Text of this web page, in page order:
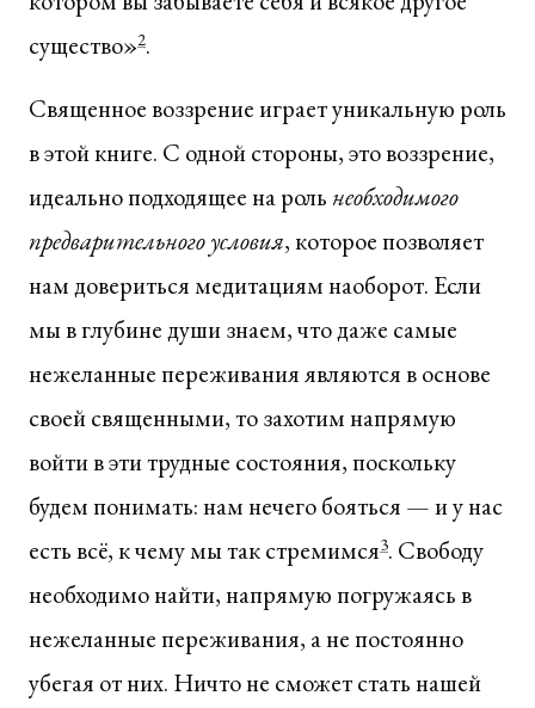
существо»2.
Священное воззрение играет уникальную роль
в этой книге. С одной стороны, это воззрение,
идеально подходящее на роль необходимого
предварительного условия, которое позволяет
нам довериться медитациям наоборот. Если
мы в глубине души знаем, что даже самые
нежеланные переживания являются в основе
своей священными, то захотим напрямую
войти в эти трудные состояния, поскольку
будем понимать: нам нечего бояться — и у нас
есть всё, к чему мы так стремимся3. Свободу
необходимо найти, напрямую погружаясь в
нежеланные переживания, а не постоянно
убегая от них. Ничто не сможет стать нашей